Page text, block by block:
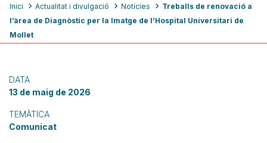
Fil
d'ariadna
Inici Actualitat i divulgació Notícies
Treballs de renovació a
l’àrea de Diagnòstic per la Imatge de l’Hospital Universitari de
Mollet
DATA
13 de maig de 2026
TEMÀTICA
Comunicat